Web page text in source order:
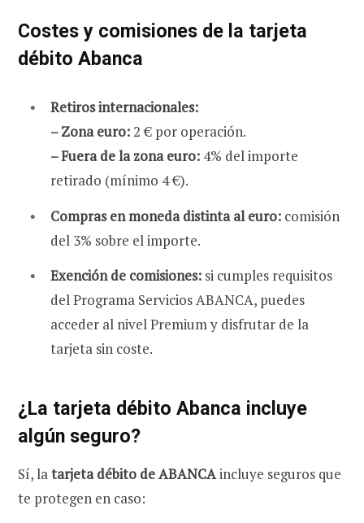
Costes y comisiones de la tarjeta
débito Abanca
Retiros internacionales:
– Zona euro: 2 € por operación.
– Fuera de la zona euro: 4% del importe
retirado (mínimo 4 €).
Compras en moneda distinta al euro: comisión
del 3% sobre el importe.
Exención de comisiones: si cumples requisitos
del Programa Servicios ABANCA, puedes
acceder al nivel Premium y disfrutar de la
tarjeta sin coste.
¿La tarjeta débito Abanca incluye
algún seguro?
Sí, latarjeta débito de ABANCAincluye seguros que
te protegen en caso: